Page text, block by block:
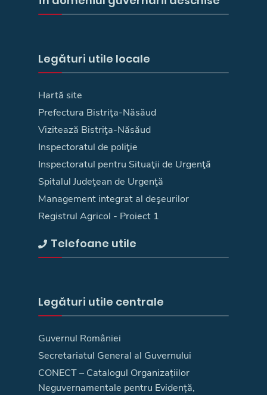
Legături utile locale
Hartă site
Prefectura Bistriţa-Năsăud
Vizitează Bistriţa-Năsăud
Inspectoratul de poliţie
Inspectoratul pentru Situaţii de Urgenţă
Spitalul Judeţean de Urgenţă
Management integrat al deşeurilor
Registrul Agricol - Proiect 1
Telefoane utile
Legături utile centrale
Guvernul României
Secretariatul General al Guvernului
CONECT – Catalogul Organizațiilor
Neguvernamentale pentru Evidență,